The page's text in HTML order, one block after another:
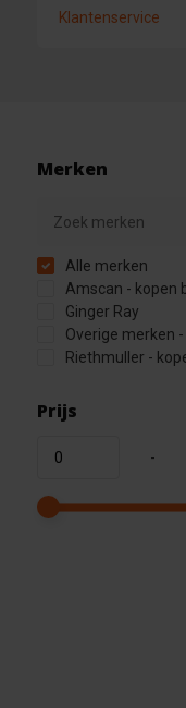
Klantenservice
Merken
Alle merken
Amscan - kopen
Ginger Ray
Overige merken
Riethmuller -
Prijs
-